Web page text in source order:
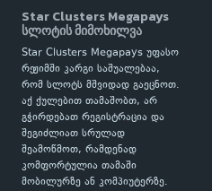
Star Clusters Megapays
სლოტის მიმოხილვა
Star Clusters Megapays უფასო
რეჟიმში კარგი საშუალებაა,
რომ სლოტს მშვიდად გაეცნოთ.
აქ ქულებით თამაშობთ, არ
გჭირდებათ რეგისტრაცია და
შეგიძლიათ სრულად
შეამოწმოთ, რამდენად
კომფორტულია თამაში
მობილურზე ან კომპიუტერზე.